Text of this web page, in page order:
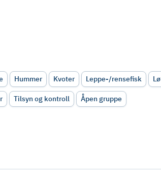
Hummer Kvoter Leppe-/rensefisk
Tilsyn og kontroll Åpen gruppe